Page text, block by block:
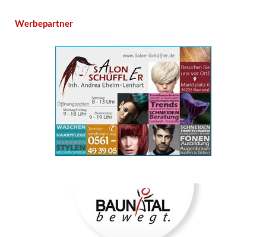
Werbepartner